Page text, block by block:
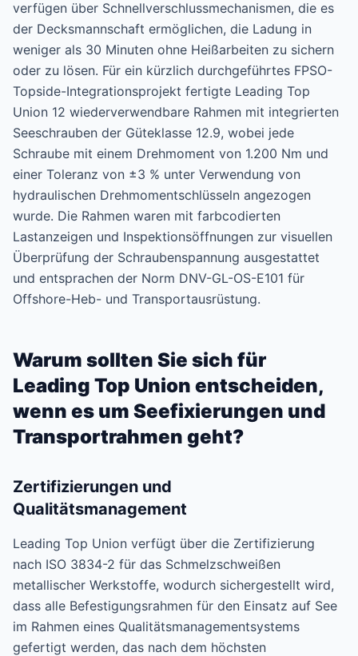
verfügen über Schnellverschlussmechanismen, die es
der Decksmannschaft ermöglichen, die Ladung in
weniger als 30 Minuten ohne Heißarbeiten zu sichern
oder zu lösen. Für ein kürzlich durchgeführtes FPSO-
Topside-Integrationsprojekt fertigte Leading Top
Union 12 wiederverwendbare Rahmen mit integrierten
Seeschrauben der Güteklasse 12.9, wobei jede
Schraube mit einem Drehmoment von 1.200 Nm und
einer Toleranz von ±3 % unter Verwendung von
hydraulischen Drehmomentschlüsseln angezogen
wurde. Die Rahmen waren mit farbcodierten
Lastanzeigen und Inspektionsöffnungen zur visuellen
Überprüfung der Schraubenspannung ausgestattet
und entsprachen der Norm DNV-GL-OS-E101 für
Offshore-Heb- und Transportausrüstung.
Warum sollten Sie sich für
Leading Top Union entscheiden,
wenn es um Seefixierungen und
Transportrahmen geht?
Zertifizierungen und
Qualitätsmanagement
Leading Top Union verfügt über die Zertifizierung
nach ISO 3834-2 für das Schmelzschweißen
metallischer Werkstoffe, wodurch sichergestellt wird,
dass alle Befestigungsrahmen für den Einsatz auf See
im Rahmen eines Qualitätsmanagementsystems
gefertigt werden, das nach dem höchsten